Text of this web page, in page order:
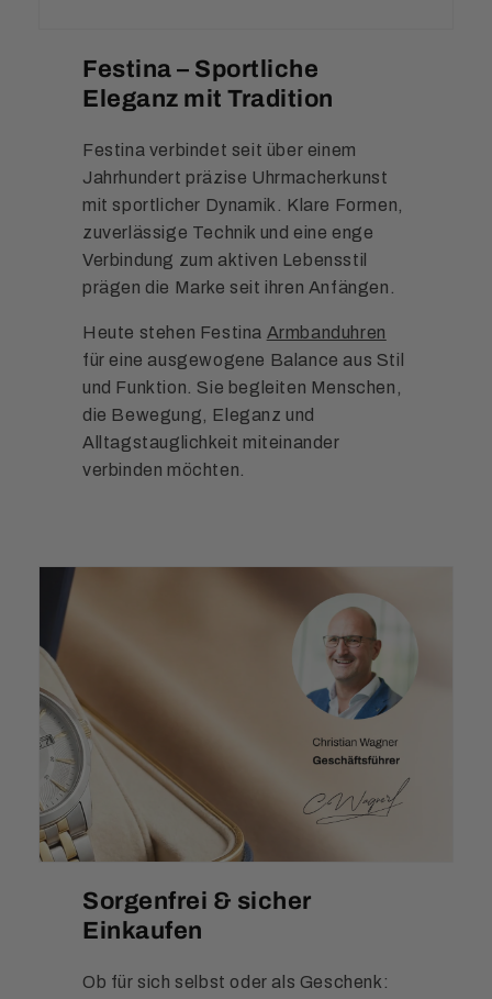
Festina – Sportliche
Eleganz mit Tradition
Festina verbindet seit über einem
Jahrhundert präzise Uhrmacherkunst
mit sportlicher Dynamik. Klare Formen,
zuverlässige Technik und eine enge
Verbindung zum aktiven Lebensstil
prägen die Marke seit ihren Anfängen.
Heute stehen Festina Armbanduhren
für eine ausgewogene Balance aus Stil
und Funktion. Sie begleiten Menschen,
die Bewegung, Eleganz und
Alltagstauglichkeit miteinander
verbinden möchten.
Sorgenfrei & sicher
Einkaufen
Ob für sich selbst oder als Geschenk: